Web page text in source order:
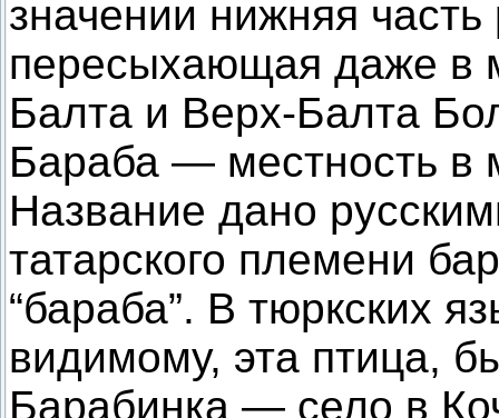
значении нижняя
пересыхающая даже в
Балта и Верх-Балта
Бараба — местность
Название дано
татарского племени
“бараба”. В тюркских
видимому, эта птица,
Барабинка — село в